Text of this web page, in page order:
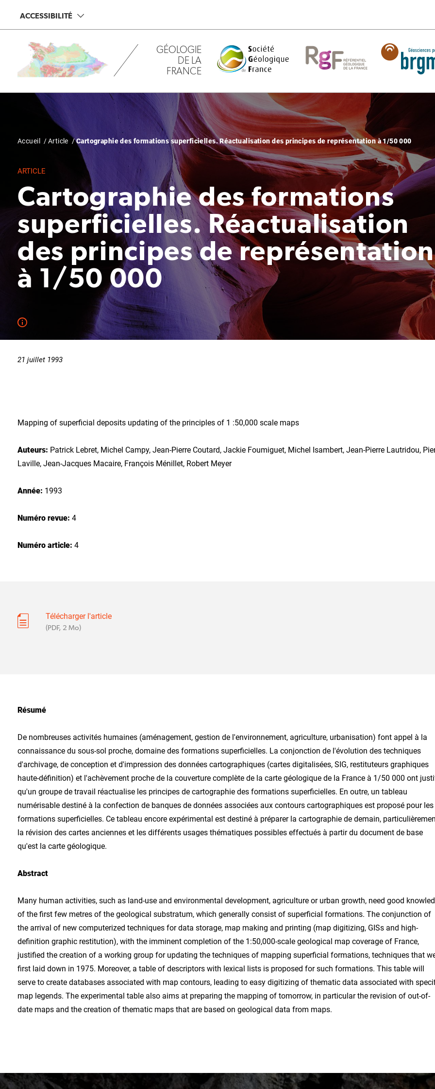
contenu
ACCESSIBILITÉ
GÉOLOGIE
DE LA
FRANCE
Fil
Accueil Article Cartographie des formations superficielles. Réactualisation des principes de représentation à 1/50 000
ARTICLE
Cartographie des formations
superficielles. Réactualisation
des principes de représentation
à 1/50 000
21 juillet 1993
Mapping of superficial deposits updating of the principles of 1 :50,000 scale maps
Auteurs: Patrick Lebret, Michel Campy, Jean-Pierre Coutard, Jackie Foumiguet, Michel Isambert, Jean-Pierre Lautridou,
Laville, Jean-Jacques Macaire, François Ménillet, Robert Meyer
Année: 1993
Numéro revue: 4
Numéro article: 4
Télécharger l'article
(PDF, 2 Mo)
Résumé
De nombreuses activités humaines (aménagement, gestion de l'environnement, agriculture, urbanisation) font appel à la
connaissance du sous-sol proche, domaine des formations superficielles. La conjonction de l'évolution des techniques
d'archivage, de conception et d'impression des données cartographiques (cartes digitalisées, SIG, restituteurs graphiques
haute-définition) et l'achèvement proche de la couverture complète de la carte géologique de la France à 1/50 000 ont
qu'un groupe de travail réactualise les principes de cartographie des formations superficielles. En outre, un tableau
numérisable destiné à la confection de banques de données associées aux contours cartographiques est proposé pour les
formations superficielles. Ce tableau encore expérimental est destiné à préparer la cartographie de demain,
la révision des cartes anciennes et les différents usages thématiques possibles effectués à partir du document de base
qu'est la carte géologique.
Abstract
Many human activities, such as land-use and environmental development, agriculture or urban growth, need good
of the first few metres of the geological substratum, which generally consist of superficial formations. The conjunction of
the arrival of new computerized techniques for data storage, map making and printing (map digitizing, GISs and high-
definition graphic restitution), with the imminent completion of the 1:50,000-scale geological map coverage of France,
justified the creation of a working group for updating the techniques of mapping superficial formations, techniques that
first laid down in 1975. Moreover, a table of descriptors with lexical lists is proposed for such formations. This table will
serve to create databases associated with map contours, leading to easy digitizing of thematic data associated with
map legends. The experimental table also aims at preparing the mapping of tomorrow, in particular the revision of out-of-
date maps and the creation of thematic maps that are based on geological data from maps.